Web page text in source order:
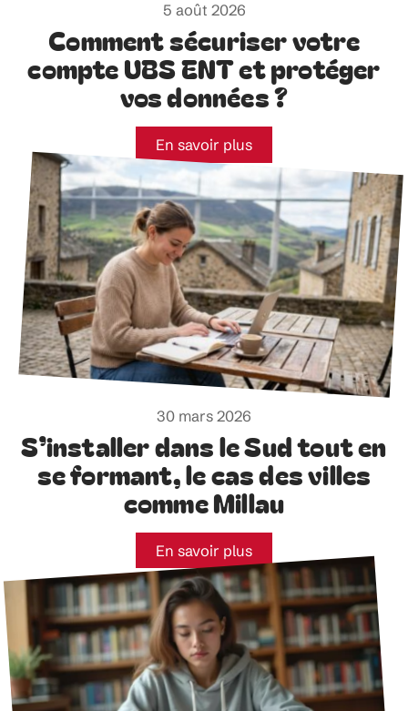
5 août 2026
Comment sécuriser votre
compte UBS ENT et protéger
vos données ?
En savoir plus
30 mars 2026
S’installer dans le Sud tout en
se formant, le cas des villes
comme Millau
En savoir plus